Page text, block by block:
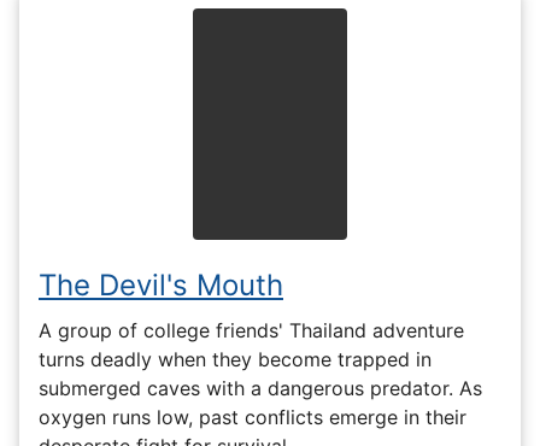
The Devil's Mouth
A group of college friends' Thailand adventure
turns deadly when they become trapped in
submerged caves with a dangerous predator. As
oxygen runs low, past conflicts emerge in their